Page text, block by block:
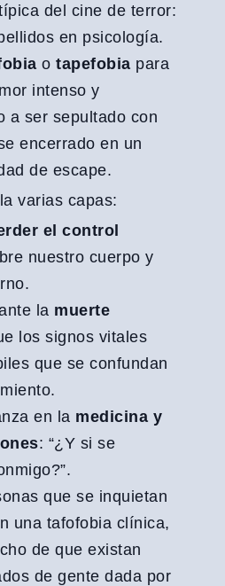
del cine de terror:
en psicología.
o tapefobia para
intenso y
a ser sepultado con
encerrado en un
de escape.
varias capas:
el control
nuestro cuerpo y
la muerte
los signos vitales
que se confundan
en la medicina y
: “¿Y si se
que se inquietan
una tafofobia clínica,
de que existan
de gente dada por